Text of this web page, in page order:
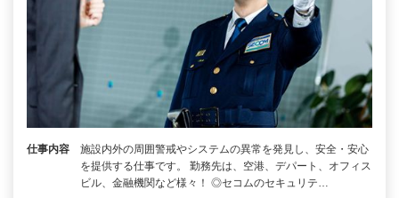
仕事内容
施設内外の周囲警戒やシステムの異常を発見し、安全・安心
を提供する仕事です。 勤務先は、空港、デパート、オフィス
ビル、金融機関など様々！ ◎セコムのセキュリテ…